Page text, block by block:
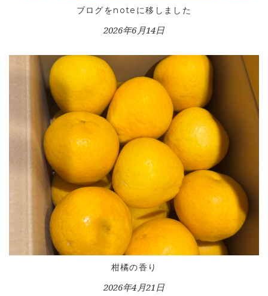
WORKS
CONTACT
ブログをnoteに移しました
2026年6月14日
柑橘の香り
2026年4月21日